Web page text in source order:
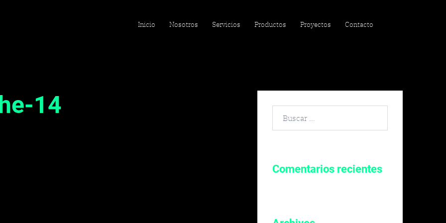
Inicio Nosotros Servicios Productos Proyectos Contacto
14
por:
Comentarios recientes